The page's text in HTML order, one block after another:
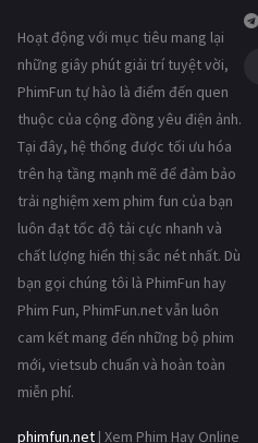
Hoạt động với mục tiêu mang lại
những giây phút giải trí tuyệt vời,
PhimFun tự hào là điểm đến quen
thuộc của cộng đồng yêu điện ảnh.
Tại đây, hệ thống được tối ưu hóa
trên hạ tầng mạnh mẽ để đảm bảo
trải nghiệm xem phim fun của bạn
luôn đạt tốc độ tải cực nhanh và
chất lượng hiển thị sắc nét nhất. Dù
bạn gọi chúng tôi là PhimFun hay
Phim Fun, PhimFun.net vẫn luôn
cam kết mang đến những bộ phim
mới, vietsub chuẩn và hoàn toàn
miễn phí.
phimfun.net | Xem Phim Hay Online